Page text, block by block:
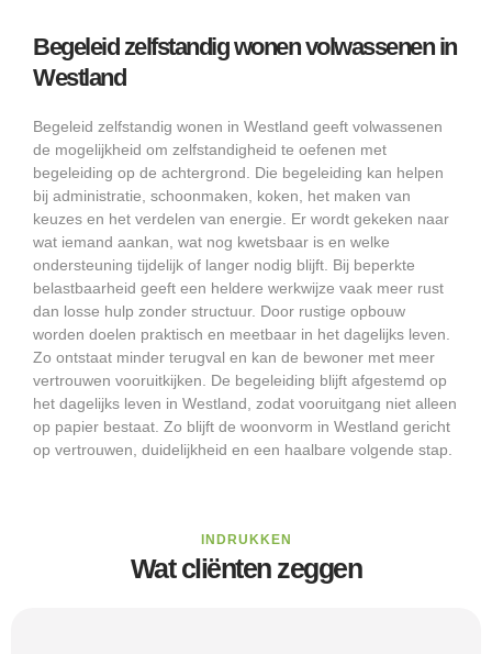
Begeleid zelfstandig wonen volwassenen in
Westland
Begeleid zelfstandig wonen in Westland geeft volwassenen
de mogelijkheid om zelfstandigheid te oefenen met
begeleiding op de achtergrond. Die begeleiding kan helpen
bij administratie, schoonmaken, koken, het maken van
keuzes en het verdelen van energie. Er wordt gekeken naar
wat iemand aankan, wat nog kwetsbaar is en welke
ondersteuning tijdelijk of langer nodig blijft. Bij beperkte
belastbaarheid geeft een heldere werkwijze vaak meer rust
dan losse hulp zonder structuur. Door rustige opbouw
worden doelen praktisch en meetbaar in het dagelijks leven.
Zo ontstaat minder terugval en kan de bewoner met meer
vertrouwen vooruitkijken. De begeleiding blijft afgestemd op
het dagelijks leven in Westland, zodat vooruitgang niet alleen
op papier bestaat. Zo blijft de woonvorm in Westland gericht
op vertrouwen, duidelijkheid en een haalbare volgende stap.
INDRUKKEN
Wat cliënten zeggen